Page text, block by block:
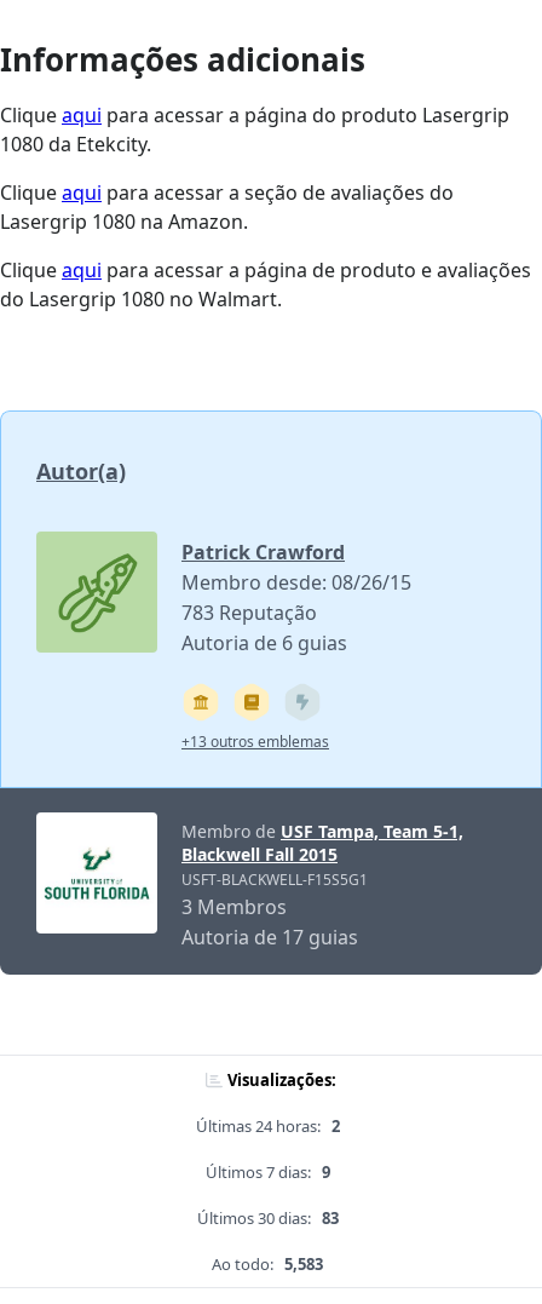
Informações adicionais
Cliqueaqui para acessar a página do produto Lasergrip
1080 da Etekcity.
Cliqueaqui para acessar a seção de avaliações do
Lasergrip 1080 na Amazon.
Cliqueaqui para acessar a página de produto e avaliações
do Lasergrip 1080 no Walmart.
Autor(a)
Patrick Crawford
Membro desde: 08/26/15
783 Reputação
Autoria de 6 guias
+13 outros emblemas
Membro de USF Tampa, Team 5-1,
Blackwell Fall 2015
USFT-BLACKWELL-F15S5G1
3 Membros
Autoria de 17 guias
Visualizações:
Últimas 24 horas: 2
Últimos 7 dias: 9
Últimos 30 dias: 83
Ao todo: 5,583